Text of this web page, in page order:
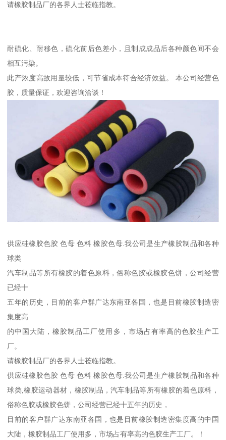
请橡胶制品厂的各界人士莅临指教。
耐硫化、耐移色，硫化前后色差小，且制成成品后各种颜色间不会
相互污染。
此产浓度高故用量较低，可节省成本符合经济效益。 本公司经营色
胶，质量保证，欢迎咨询洽谈！
供应硅橡胶色胶 色母 色料 橡胶色母.我公司是生产橡胶制品和各种
球类
汽车制品等所有橡胶的着色原料，俗称色胶或橡胶色饼，公司经营
已经十
五年的历史，目前的客户群广达东南亚各国，也是目前橡胶制造密
集度高
的中国大陆，橡胶制品工厂使用多，市场占有率高的色胶生产工
厂。
请橡胶制品厂的各界人士莅临指教。
供应硅橡胶色胶 色母 色料 橡胶色母.我公司是生产橡胶制品和各种
球类,橡胶运动器材，橡胶制品，汽车制品等所有橡胶的着色原料，
俗称色胶或橡胶色饼，公司经营已经十五年的历史，
目前的客户群广达东南亚各国，也是目前橡胶制造密集度高的中国
大陆，橡胶制品工厂使用多，市场占有率高的色胶生产工厂。！